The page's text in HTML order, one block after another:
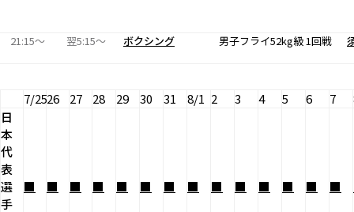
21:15〜 翌5:15〜 ボクシング 男子フライ52kg級 1回戦
7/2526 27 28 29 30 31 8/1 2 3 4 5 6 7
日
本
代
表
選
手
■ ■ ■ ■ ■ ■ ■ ■ ■ ■ ■ ■ ■ ■